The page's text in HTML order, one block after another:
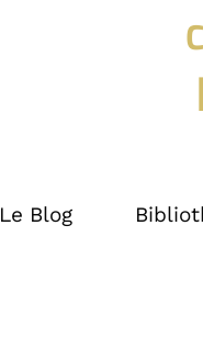
Le Blog